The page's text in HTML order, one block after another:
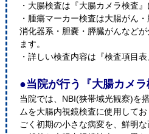
・大腸検査は『大腸カメラ検査
・腫瘍マーカー検査は大腸がん
消化器系・胆嚢・膵臓がんなど
ます。
・詳しい検査内容は『検査項目
●当院が行う『大腸カメ
当院では、NBI(狭帯域光観察)を
ムを大腸内視鏡検査に使用してお
ごく初期の小さな病変を、鮮明な